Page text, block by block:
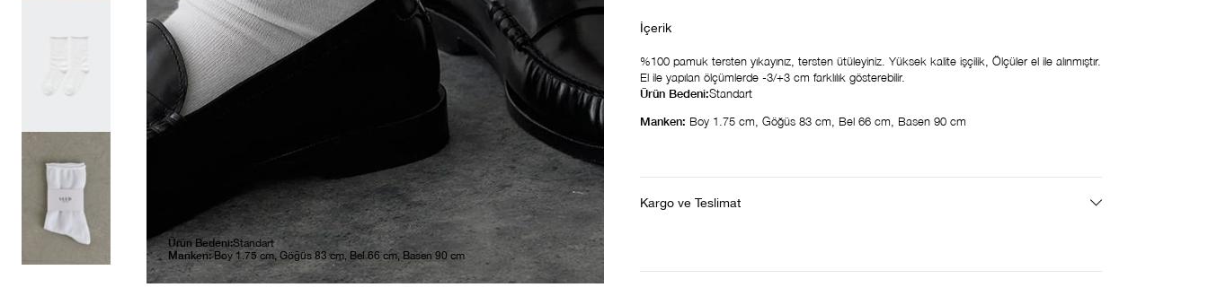
Ürün Bedeni:Standart
Manken:Boy 1.75 cm, Göğüs 83 cm, Bel 66 cm, Basen 90 cm
%100 pamuk tersten yıkayınız, tersten ütüleyiniz. Yüksek kalite işçilik, Ölçüler el ile alınmıştır.
El ile yapılan ölçümlerde -3/+3 cm farklılık gösterebilir.
Ürün Bedeni:Standart
Manken: Boy 1.75 cm, Göğüs 83 cm, Bel 66 cm, Basen 90 cm
Kargo ve Teslimat